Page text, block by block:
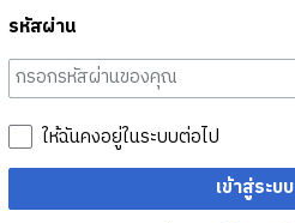
รหัสผ่าน
ให้ฉันคงอยู่ในระบบต่อไป
เข้าสู่ระบบ